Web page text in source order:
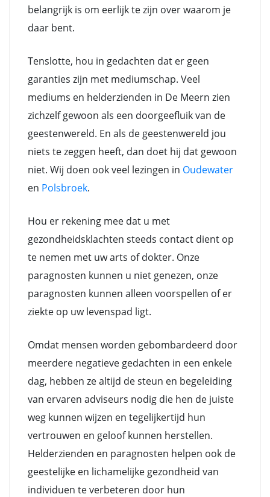
belangrijk is om eerlijk te zijn over waarom je
daar bent.
Tenslotte, hou in gedachten dat er geen
garanties zijn met mediumschap. Veel
mediums en helderzienden in De Meern zien
zichzelf gewoon als een doorgeefluik van de
geestenwereld. En als de geestenwereld jou
niets te zeggen heeft, dan doet hij dat gewoon
niet. Wij doen ook veel lezingen in Oudewater
en Polsbroek.
Hou er rekening mee dat u met
gezondheidsklachten steeds contact dient op
te nemen met uw arts of dokter. Onze
paragnosten kunnen u niet genezen, onze
paragnosten kunnen alleen voorspellen of er
ziekte op uw levenspad ligt.
Omdat mensen worden gebombardeerd door
meerdere negatieve gedachten in een enkele
dag, hebben ze altijd de steun en begeleiding
van ervaren adviseurs nodig die hen de juiste
weg kunnen wijzen en tegelijkertijd hun
vertrouwen en geloof kunnen herstellen.
Helderzienden en paragnosten helpen ook de
geestelijke en lichamelijke gezondheid van
individuen te verbeteren door hun